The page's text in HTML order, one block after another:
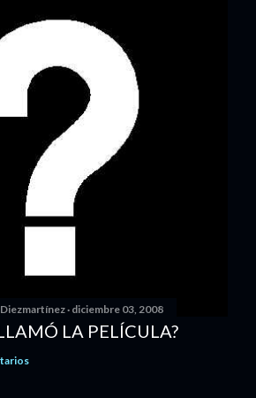
diciembre 03, 2008
LA PELÍCULA?